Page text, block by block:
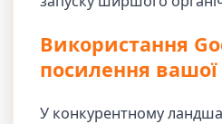
Використання
посилення вашої
У конкурентному